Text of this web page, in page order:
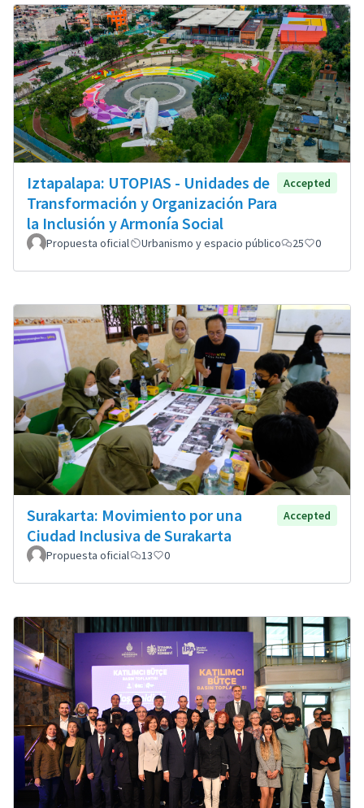
Iztapalapa: UTOPIAS - Unidades de
Transformación y Organización Para
la Inclusión y Armonía Social
Accepted
Propuesta oficial Urbanismo y espacio público 25 0
Surakarta: Movimiento por una
Ciudad Inclusiva de Surakarta
Accepted
Propuesta oficial 13 0